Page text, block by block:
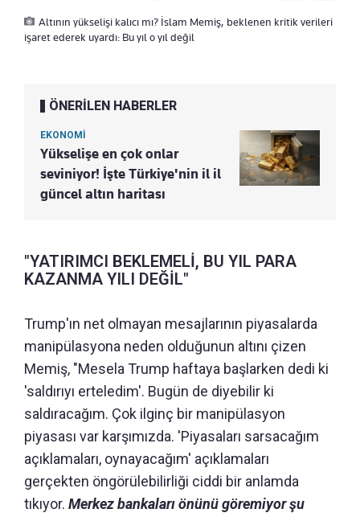
Altının yükselişi kalıcı mı? İslam Memiş, beklenen kritik verileri
işaret ederek uyardı: Bu yıl o yıl değil
ÖNERİLEN HABERLER
EKONOMİ
Yükselişe en çok onlar
seviniyor! İşte Türkiye'nin il il
güncel altın haritası
"YATIRIMCI BEKLEMELİ, BU YIL PARA
KAZANMA YILI DEĞİL"
Trump'ın net olmayan mesajlarının piyasalarda
manipülasyona neden olduğunun altını çizen
Memiş, "Mesela Trump haftaya başlarken dedi ki
'saldırıyı erteledim'. Bugün de diyebilir ki
saldıracağım. Çok ilginç bir manipülasyon
piyasası var karşımızda. 'Piyasaları sarsacağım
açıklamaları, oynayacağım' açıklamaları
gerçekten öngörülebilirliği ciddi bir anlamda
tıkıyor. Merkez bankaları önünü göremiyor şu